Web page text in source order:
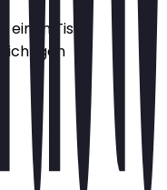
Tisch